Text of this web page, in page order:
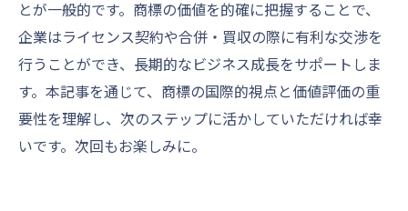
とが一般的です。商標の価値を的確に把握することで、
企業はライセンス契約や合併・買収の際に有利な交渉を
行うことができ、長期的なビジネス成長をサポートしま
す。本記事を通じて、商標の国際的視点と価値評価の重
要性を理解し、次のステップに活かしていただければ幸
いです。次回もお楽しみに。